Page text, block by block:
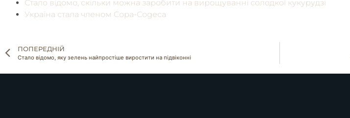
Стало відомо, скільки можна заробити на вирощуванні солодкої кукурудзі
Україна стала членом Copa-Cogeca
ПОПЕРЕДНІЙ
Стало відомо, яку зелень найпростіше виростити на підвіконні